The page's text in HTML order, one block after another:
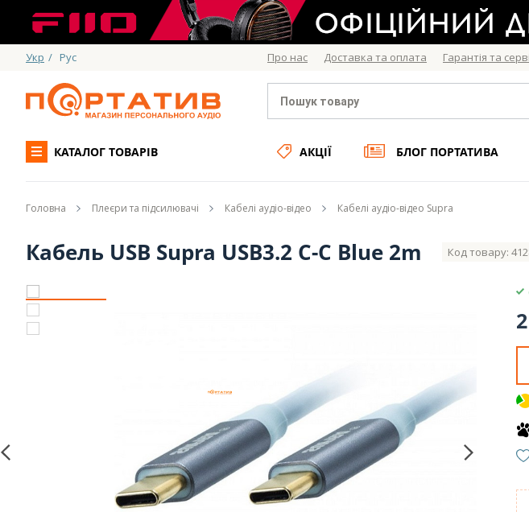
Укр / Рус Про нас Доставка та оплата Гарантія та
КАТАЛОГ ТОВАРІВ АКЦІЇ БЛОГ ПОРТАТИВА
Головна Плеєри та підсилювачі Кабелі аудіо-відео Кабелі аудіо-відео Supra
Кабель USB Supra USB3.2 C-C Blue 2m Код товару: